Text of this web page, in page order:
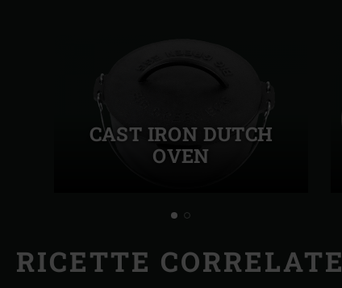
CAST IRON DUTCH
OVEN
RICETTE CORRELATE